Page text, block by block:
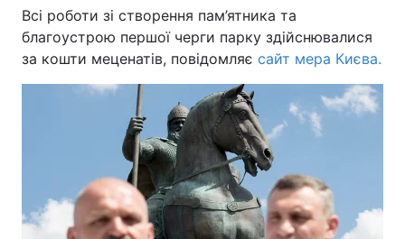
Всі роботи зі створення пам’ятника та
благоустрою першої черги парку здійснювалися
за кошти меценатів, повідомляє сайт мера Києва.